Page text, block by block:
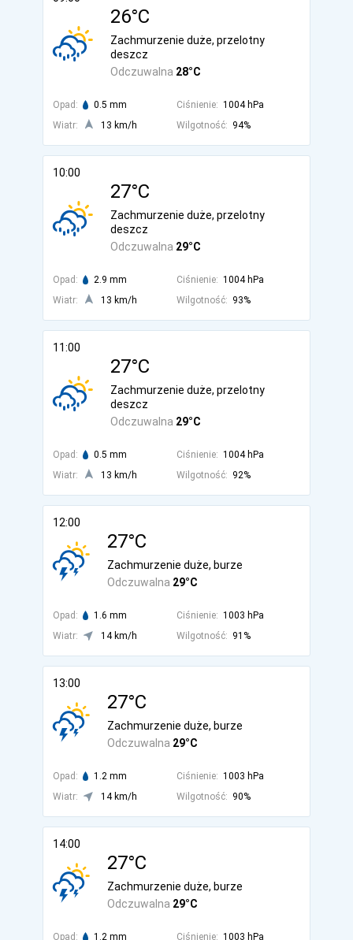
26°C
Odczuwalna 28°C
Zachmurzenie duże, przelotny
deszcz
Opad: 0.5 mm Ciśnienie: 1004 hPa
Wiatr:
13 km/h Wilgotność: 94%
10:00
27°C
Odczuwalna 29°C
Zachmurzenie duże, przelotny
deszcz
Opad: 2.9 mm Ciśnienie: 1004 hPa
Wiatr:
13 km/h Wilgotność: 93%
11:00
27°C
Odczuwalna 29°C
Zachmurzenie duże, przelotny
deszcz
Opad: 0.5 mm Ciśnienie: 1004 hPa
Wiatr:
13 km/h Wilgotność: 92%
12:00
27°C
Odczuwalna 29°C
Zachmurzenie duże, burze
Opad: 1.6 mm Ciśnienie: 1003 hPa
Wiatr:
14 km/h Wilgotność: 91%
13:00
27°C
Odczuwalna 29°C
Zachmurzenie duże, burze
Opad: 1.2 mm Ciśnienie: 1003 hPa
Wiatr:
14 km/h Wilgotność: 90%
14:00
27°C
Odczuwalna 29°C
Zachmurzenie duże, burze
Opad: 1.2 mm Ciśnienie: 1003 hPa